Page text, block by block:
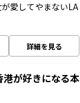
愛してやまないLA
詳細を見る
が好きになる本